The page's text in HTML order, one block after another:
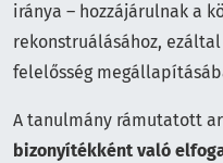
iránya – hozzájárulnak a
rekonstruálásához,
felelősség
A tanulmány rámutatott
bizonyítékként való